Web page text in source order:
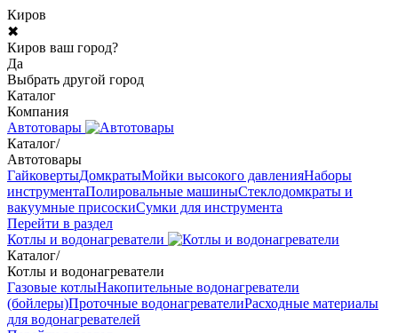
Киров
✖
Киров ваш город?
Да
Выбрать другой город
Каталог
Компания
Автотовары
Каталог/
Автотовары
ГайковертыДомкратыМойки высокого давленияНаборы
инструментаПолировальные машиныСтеклодомкраты и
вакуумные присоскиСумки для инструмента
Перейти в раздел
Котлы и водонагреватели
Каталог/
Котлы и водонагреватели
Газовые котлыНакопительные водонагреватели
(бойлеры)Проточные водонагревателиРасходные материалы
для водонагревателей